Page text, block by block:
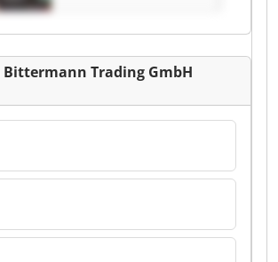
Trading GmbH